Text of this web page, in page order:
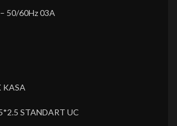
50/60Hz 03A
KASA
STANDART UC